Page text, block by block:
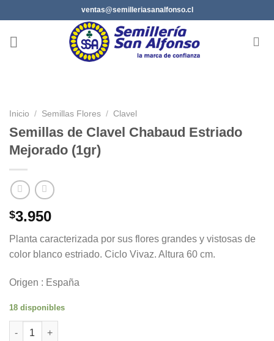
al
contenido
ventas@semilleriasanalfonso.cl
Inicio / Semillas Flores / Clavel
Semillas de Clavel Chabaud Estriado
Mejorado (1gr)
$3.950
Planta caracterizada por sus flores grandes y vistosas de
color blanco estriado. Ciclo Vivaz. Altura 60 cm.
Origen : España
18 disponibles
Semillas de Clavel Chabaud Estriado Mejorado (1gr) cantidad